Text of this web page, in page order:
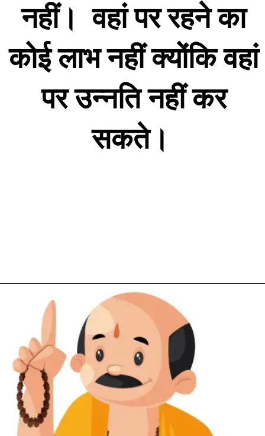
नहीं। वहां पर रहने का
कोई लाभ नहीं क्योंकि वहां
पर उन्नति नहीं कर
सकते।